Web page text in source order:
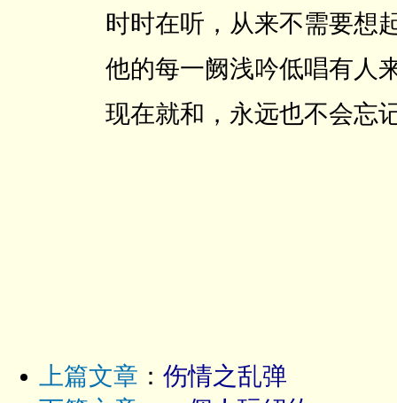
时时在听，从来不需要想
他的每一阙浅吟低唱有人
现在就和，永远也不会忘
上篇文章 ： 伤情之乱弹